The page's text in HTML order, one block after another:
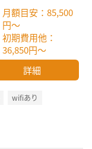
月額目安：85,500
円～
初期費用他：
36,850円～
詳細
wifiあり